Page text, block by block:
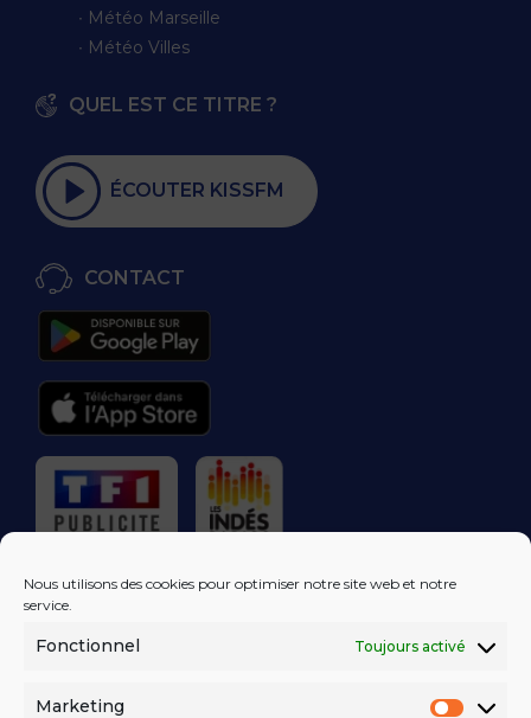
Nous utilisons des cookies pour optimiser notre site web et notre
service.
Fonctionnel Toujours activé
Marketing
∙ Météo Marseille
∙ Météo Villes
QUEL EST CE TITRE ?
ÉCOUTER KISSFM
CONTACT
RÉGIE PUBLICITAIRE
LES EXCLUS
DANS VOTRE